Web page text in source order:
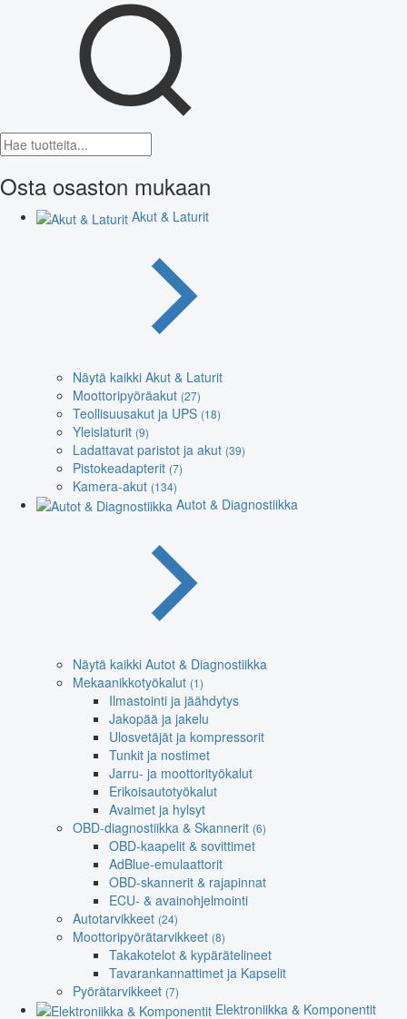
Osta osaston mukaan
Akut & Laturit
Näytä kaikki Akut & Laturit
Moottoripyöräakut (27)
Teollisuusakut ja UPS (18)
Yleislaturit (9)
Ladattavat paristot ja akut (39)
Pistokeadapterit (7)
Kamera-akut (134)
Autot & Diagnostiikka
Näytä kaikki Autot & Diagnostiikka
Mekaanikkotyökalut (1)
Ilmastointi ja jäähdytys
Jakopää ja jakelu
Ulosvetäjät ja kompressorit
Tunkit ja nostimet
Jarru- ja moottorityökalut
Erikoisautotyökalut
Avaimet ja hylsyt
OBD-diagnostiikka & Skannerit (6)
OBD-kaapelit & sovittimet
AdBlue-emulaattorit
OBD-skannerit & rajapinnat
ECU- & avainohjelmointi
Autotarvikkeet (24)
Moottoripyörätarvikkeet (8)
Takakotelot & kypärätelineet
Tavarankannattimet ja Kapselit
Pyörätarvikkeet (7)
Elektroniikka & Komponentit